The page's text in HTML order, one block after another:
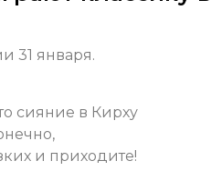
31 января.
сияние в Кирху
и приходите!